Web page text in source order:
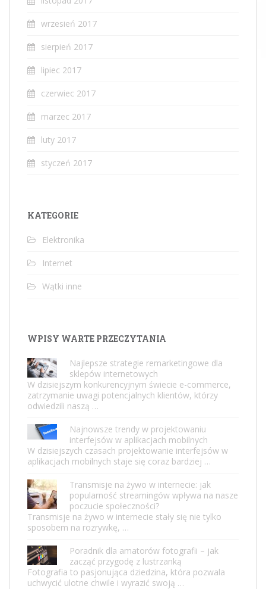
wrzesień 2017
sierpień 2017
lipiec 2017
czerwiec 2017
marzec 2017
luty 2017
styczeń 2017
KATEGORIE
Elektronika
Internet
Wątki inne
WPISY WARTE PRZECZYTANIA
Najlepsze strategie remarketingowe dla
sklepów internetowych
W dzisiejszym konkurencyjnym świecie e-commerce,
zatrzymanie uwagi potencjalnych klientów, którzy
odwiedzili naszą …
Najnowsze trendy w projektowaniu
interfejsów w aplikacjach mobilnych
W dzisiejszych czasach projektowanie interfejsów w
aplikacjach mobilnych staje się coraz bardziej …
Transmisje na żywo w internecie: jak
popularność streamingów wpływa na nasze
poczucie społeczności?
Transmisje na żywo w internecie stały się nie tylko
sposobem na rozrywkę, …
Poradnik dla amatorów fotografii – jak
zacząć przygodę z lustrzanką
Fotografia to pasjonująca dziedzina, która pozwala
uchwycić ulotne chwile i wyrazić swoją …